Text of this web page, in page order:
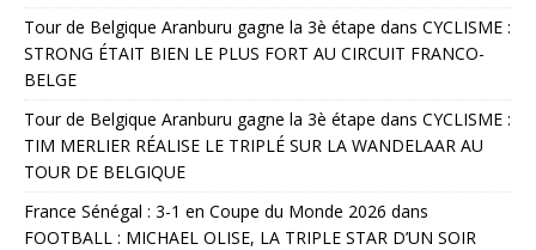
Tour de Belgique Aranburu gagne la 3è étape dans CYCLISME :
STRONG ÉTAIT BIEN LE PLUS FORT AU CIRCUIT FRANCO-
BELGE
Tour de Belgique Aranburu gagne la 3è étape dans CYCLISME :
TIM MERLIER RÉALISE LE TRIPLÉ SUR LA WANDELAAR AU
TOUR DE BELGIQUE
France Sénégal : 3-1 en Coupe du Monde 2026 dans
FOOTBALL : MICHAEL OLISE, LA TRIPLE STAR D’UN SOIR